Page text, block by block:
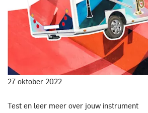
27 oktober 2022
Test en leer meer over jouw instrument